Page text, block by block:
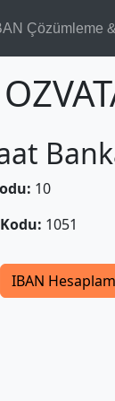
Çözümleme
10
1051
IBAN